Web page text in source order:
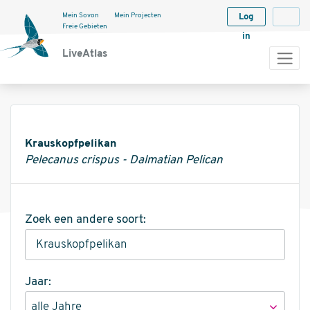
LiveAtlas
Mein Sovon
Mein Projecten
Freie Gebieten
Log
in
Krauskopfpelikan
Pelecanus crispus - Dalmatian Pelican
Zoek een andere soort:
Jaar: